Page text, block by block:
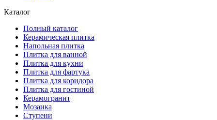
Каталог
Полный каталог
Керамическая плитка
Напольная плитка
Плитка для ванной
Плитка для кухни
Плитка для фартука
Плитка для коридора
Плитка для гостиной
Керамогранит
Мозаика
Ступени